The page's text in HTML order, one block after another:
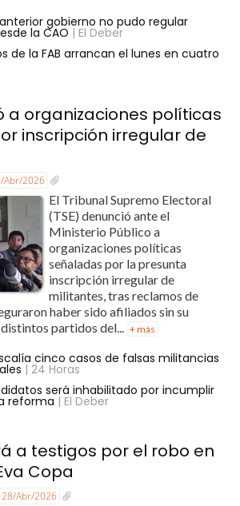
gobierno no pudo regular
la CAO | El Deber
de la FAB arrancan el lunes en cuatro
a organizaciones políticas
inscripción irregular de
Abr/2026
El Tribunal Supremo Electoral
(TSE) denunció ante el
Ministerio Público a
organizaciones políticas
señaladas por la presunta
inscripción irregular de
militantes, tras reclamos de
haber sido afiliados sin su
partidos del... + más
cinco casos de falsas militancias
| 24 Horas
será inhabilitado por incumplir
reforma | El Deber
a testigos por el robo en
Copa
28/Abr/2026